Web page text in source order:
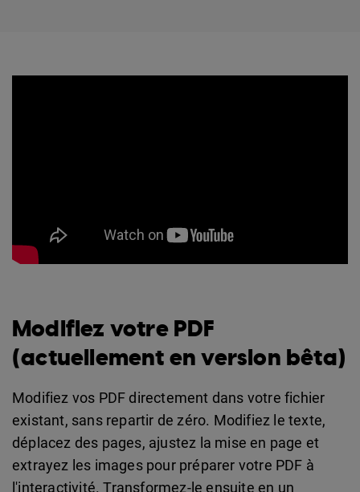
Modifiez votre PDF
(actuellement en version bêta)
Modifiez vos PDF directement dans votre fichier
existant, sans repartir de zéro. Modifiez le texte,
déplacez des pages, ajustez la mise en page et
extrayez les images pour préparer votre PDF à
l'interactivité. Transformez-le ensuite en un